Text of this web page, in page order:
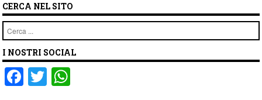
CERCA NEL SITO
Cerca
I NOSTRI SOCIAL
F T